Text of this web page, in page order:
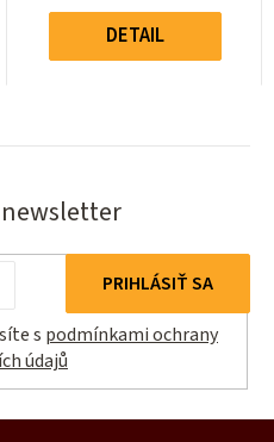
hviezdičiek.
Jednotková
cena:
DETAIL
s podmínkami ochrany
údajů
PRIHLÁSIŤ SA